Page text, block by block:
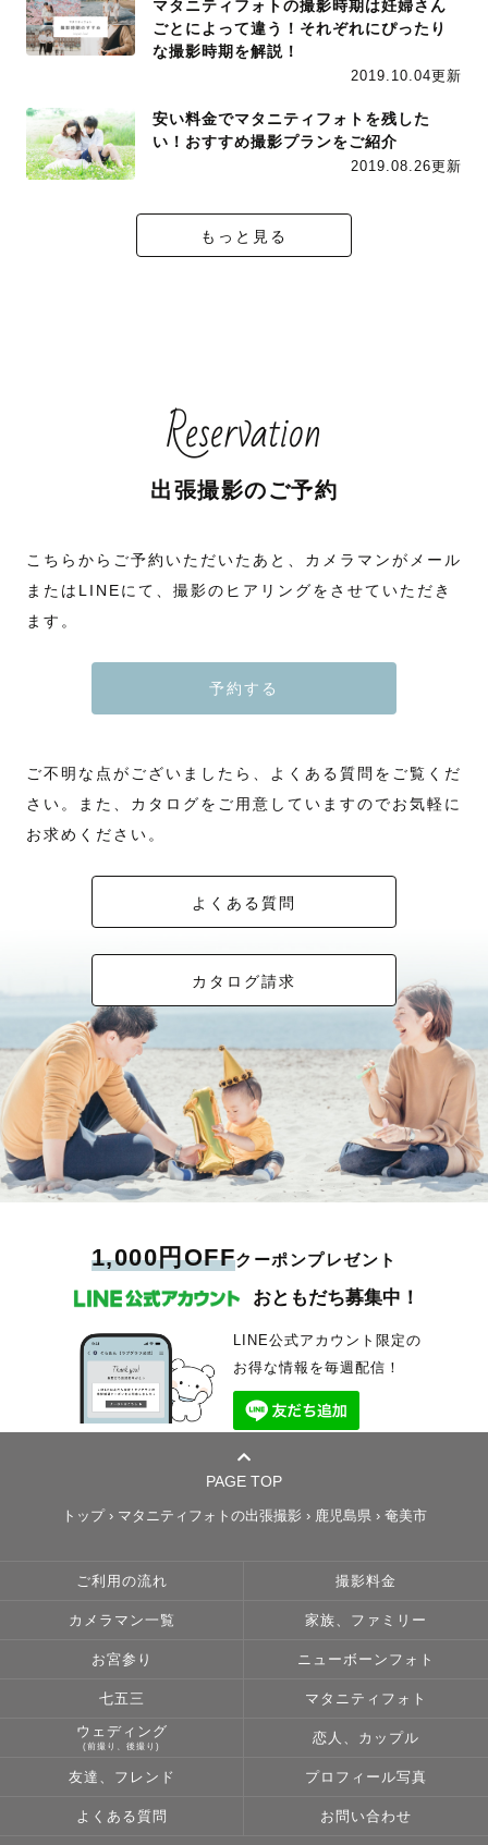
マタニティフォトの撮影時期は妊婦さん
ごとによって違う！それぞれにぴったり
な撮影時期を解説！
2019.10.04更新
安い料金でマタニティフォトを残した
い！おすすめ撮影プランをご紹介
2019.08.26更新
もっと見る
Reservation
出張撮影のご予約
こちらからご予約いただいたあと、カメラマンがメール
またはLINEにて、撮影のヒアリングをさせていただき
ます。
予約する
ご不明な点がございましたら、よくある質問をご覧くだ
さい。また、カタログをご用意していますのでお気軽に
お求めください。
よくある質問
カタログ請求
1,000円OFFクーポンプレゼント
おともだち募集中！
LINE公式アカウント限定の
お得な情報を毎週配信！
PAGE TOP
トップ› マタニティフォトの出張撮影 › 鹿児島県 › 奄美市
ご利用の流れ 撮影料金
カメラマン一覧 家族、ファミリー
お宮参り ニューボーンフォト
七五三 マタニティフォト
ウェディング
(前撮り、後撮り)
恋人、カップル
友達、フレンド プロフィール写真
よくある質問 お問い合わせ